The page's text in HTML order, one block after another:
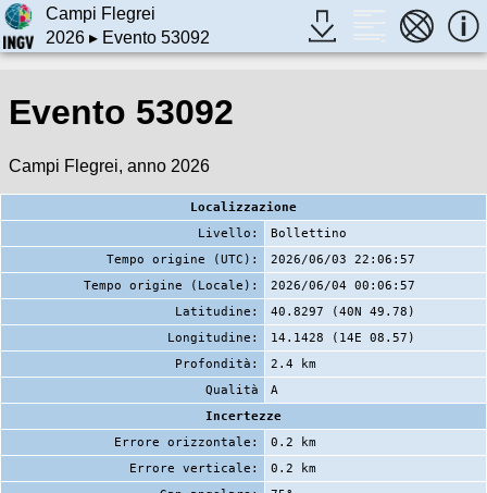
Campi Flegrei
2026▸ Evento 53092
Evento 53092
Campi Flegrei, anno 2026
Localizzazione
Livello:
Bollettino
Tempo origine (UTC):
2026/06/03 22:06:57
Tempo origine (Locale):
2026/06/04 00:06:57
Latitudine:
40.8297 (40N 49.78)
Longitudine:
14.1428 (14E 08.57)
Profondità:
2.4 km
Qualità
A
Incertezze
Errore orizzontale:
0.2 km
Errore verticale:
0.2 km